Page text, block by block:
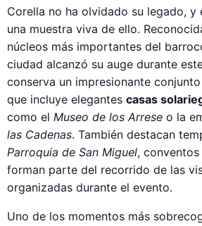
Corella no ha olvidado su legado, y
una muestra viva de ello.
núcleos más importantes del
ciudad alcanzó su auge durante
conserva un impresionante
que incluye elegantes casas
como el Museo de los Arrese o la
las Cadenas. También destacan
Parroquia de San Miguel,
forman parte del recorrido de las
organizadas durante el evento.
Uno de los momentos más